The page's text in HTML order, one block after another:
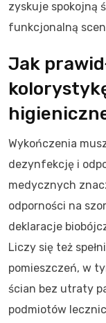
zyskuje spokojną
funkcjonalną
Jak
Wykończenia
dezynfekcję i
medycznych
odporności na
deklaracje
Liczy się też
pomieszczeń, w
ścian bez utraty
podmiotów